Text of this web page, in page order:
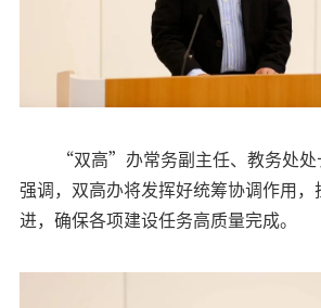
“双高”办常务副主任、教务处处
强调，双高办将发挥好统筹协调作用，
进，确保各项建设任务高质量完成。